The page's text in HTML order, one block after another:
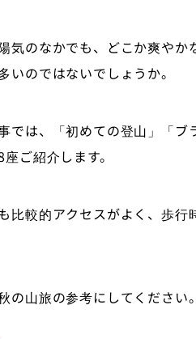
気のなかでも、どこか爽や
いのではないでしょうか。
では、「初めての登山」「
ご紹介します。
比較的アクセスがよく、歩
の山旅の参考にしてください。